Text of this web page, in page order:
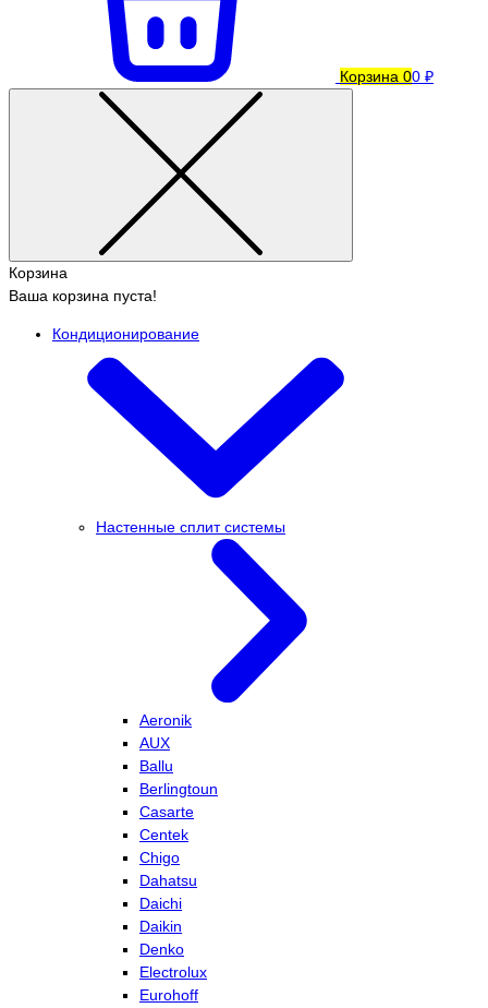
Корзина 00 ₽
Корзина
Ваша корзина пуста!
Кондиционирование
Настенные сплит системы
Aeronik
AUX
Ballu
Berlingtoun
Casarte
Centek
Chigo
Dahatsu
Daichi
Daikin
Denko
Electrolux
Eurohoff